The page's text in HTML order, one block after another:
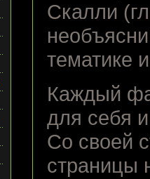
Скалли
тематике
Каждый
для себя
Со своей
страницы